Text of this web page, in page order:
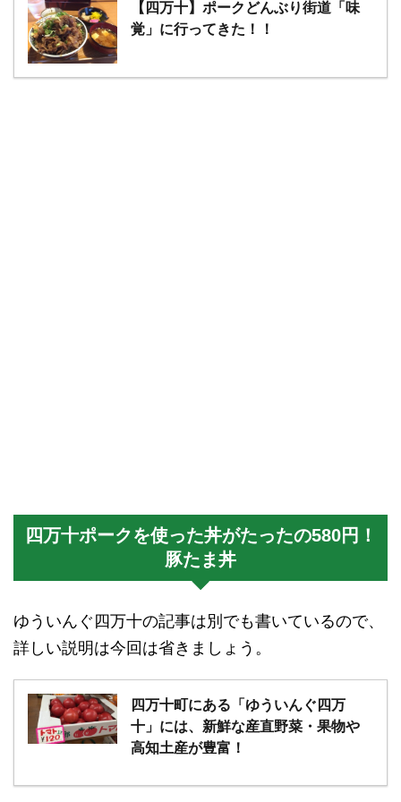
【四万十】ポークどんぶり街道「味
覚」に行ってきた！！
四万十ポークを使った丼がたったの580円！
豚たま丼
ゆういんぐ四万十の記事は別でも書いているので、
詳しい説明は今回は省きましょう。
四万十町にある「ゆういんぐ四万
十」には、新鮮な産直野菜・果物や
高知土産が豊富！